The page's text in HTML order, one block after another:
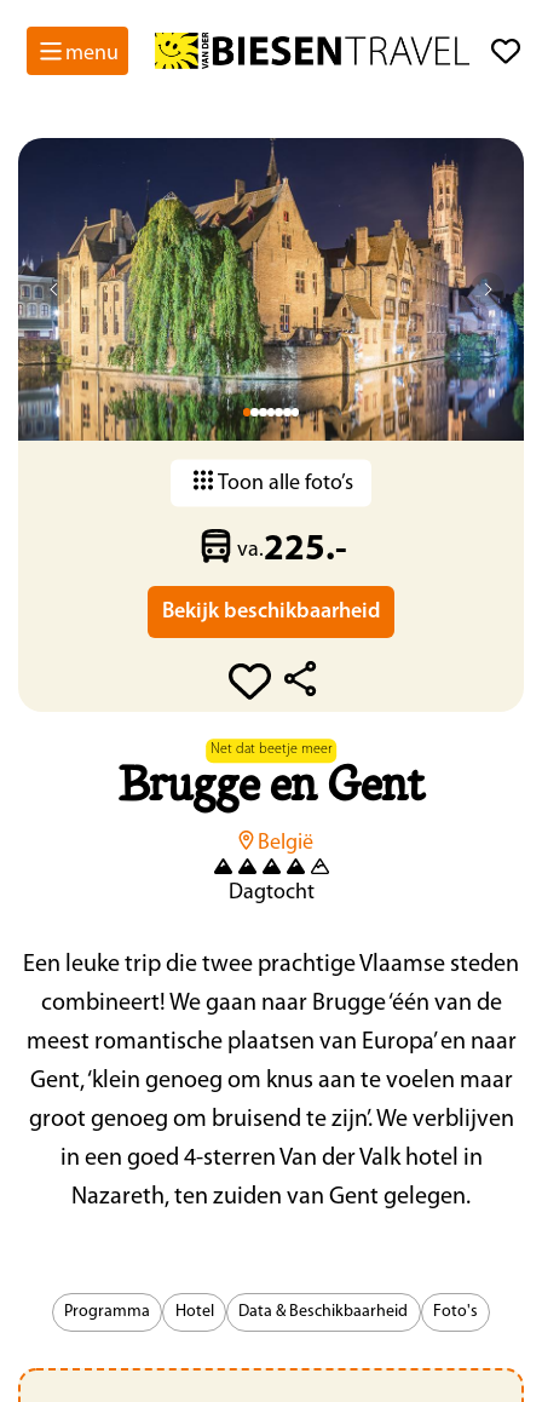
menu
va.225.-
Bekijk beschikbaarheid
Toon alle foto’s
Net dat beetje meer
Brugge en Gent
België
Dagtocht
Een leuke trip die twee prachtige Vlaamse steden
combineert! We gaan naar Brugge ‘één van de
meest romantische plaatsen van Europa’ en naar
Gent, ‘klein genoeg om knus aan te voelen maar
groot genoeg om bruisend te zijn’. We verblijven
in een goed 4-sterren Van der Valk hotel in
Nazareth, ten zuiden van Gent gelegen.
Programma Hotel Data & Beschikbaarheid Foto's